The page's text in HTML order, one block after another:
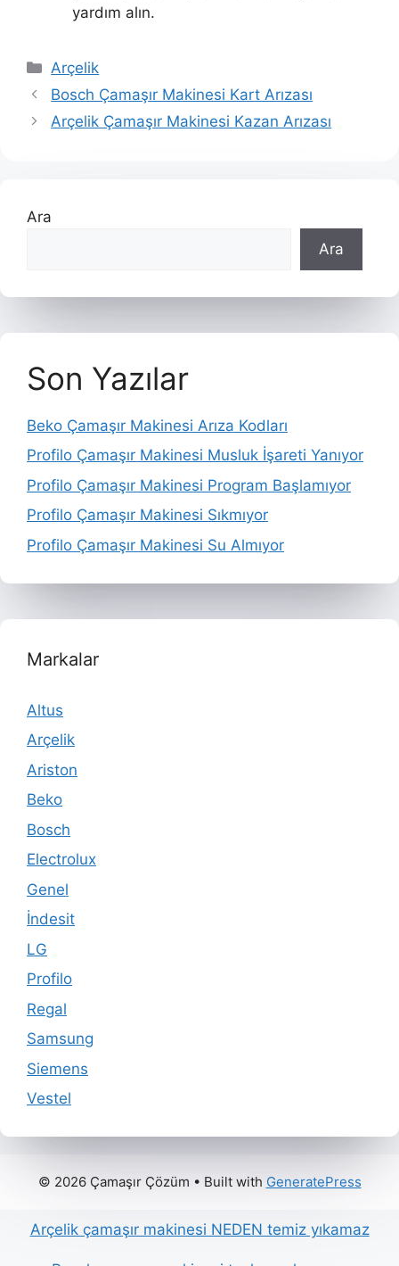
yardım alın.
Kategoriler
Arçelik
Bosch Çamaşır Makinesi Kart Arızası
Arçelik Çamaşır Makinesi Kazan Arızası
Ara
Ara
Son Yazılar
Beko Çamaşır Makinesi Arıza Kodları
Profilo Çamaşır Makinesi Musluk İşareti Yanıyor
Profilo Çamaşır Makinesi Program Başlamıyor
Profilo Çamaşır Makinesi Sıkmıyor
Profilo Çamaşır Makinesi Su Almıyor
Markalar
Altus
Arçelik
Ariston
Beko
Bosch
Electrolux
Genel
İndesit
LG
Profilo
Regal
Samsung
Siemens
Vestel
© 2026 Çamaşır Çözüm • Built with GeneratePress
Arçelik çamaşır makinesi NEDEN temiz yıkamaz